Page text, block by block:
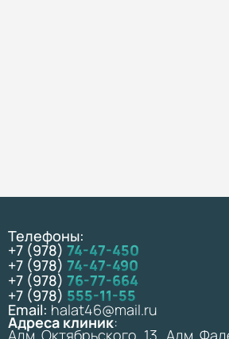
Телефоны:
+7 (978) 74-47-450
+7 (978) 74-47-490
+7 (978) 76-77-664
+7 (978) 555-11-55
Email: halat46@mail.ru
Адреса клиник:
Адм. Октябрьского, 13 Адм.